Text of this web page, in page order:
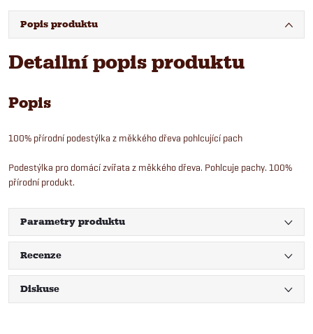
Popis produktu
Detailní popis produktu
Popis
100% přírodní podestýlka z měkkého dřeva pohlcující pach
Podestýlka pro domácí zvířata z měkkého dřeva. Pohlcuje pachy. 100%
přírodní produkt.
Parametry produktu
Recenze
Diskuse